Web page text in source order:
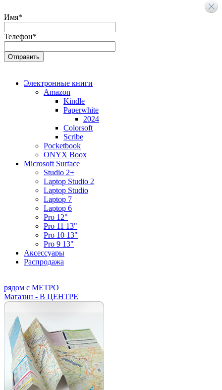
Имя*
Телефон*
Электронные книги
Amazon
Kindle
Paperwhite
2024
Colorsoft
Scribe
Pocketbook
ONYX Boox
Microsoft Surface
Studio 2+
Laptop Studio 2
Laptop Studio
Laptop 7
Laptop 6
Pro 12"
Pro 11 13"
Pro 10 13"
Pro 9 13"
Аксессуары
Распродажа
рядом с МЕТРО
Магазин - В ЦЕНТРЕ